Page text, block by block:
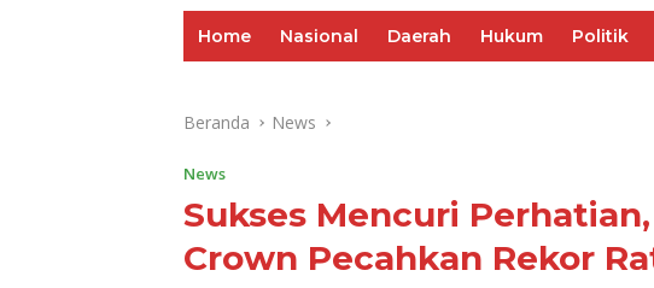
Home Nasional Daerah Hukum Politik
Beranda News
News
Sukses Mencuri
Crown Pecahkan Rekor